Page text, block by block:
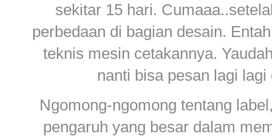
sekitar 15 hari.
perbedaan di bagian desain.
teknis mesin cetakannya.
nanti bisa pesan lagi
Ngomong-ngomong tentang
pengaruh yang besar dalam